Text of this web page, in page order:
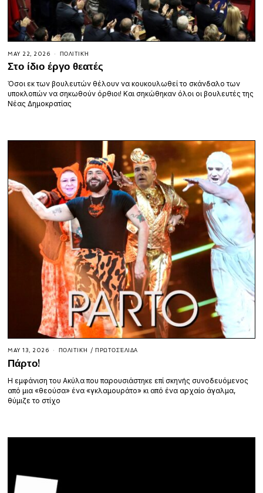
MAY 22, 2026 ΠΟΛΙΤΙΚΉ
Στο ίδιο έργο θεατές
Όσοι εκ των βουλευτών θέλουν να κουκουλωθεί το σκάνδαλο των
υποκλοπών να σηκωθούν όρθιοι! Και σηκώθηκαν όλοι οι βουλευτές της
Νέας Δημοκρατίας
MAY 13, 2026 ΠΟΛΙΤΙΚΉ / ΠΡΩΤΟΣΈΛΙΔΑ
Πάρτο!
Η εμφάνιση του Ακύλα που παρουσιάστηκε επί σκηνής συνοδευόμενος
από μια «θεούσα» ένα «γκλαμουράτο» κι από ένα αρχαίο άγαλμα,
θύμιζε το στίχο